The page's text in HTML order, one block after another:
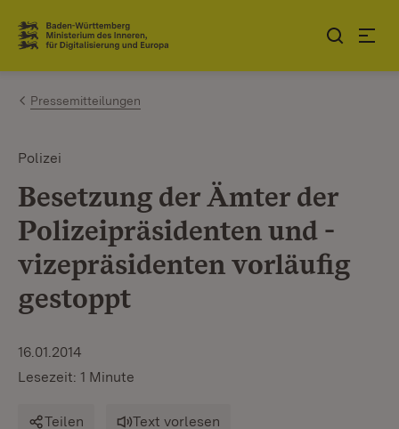
Zum Inhalt springen
Link zur Startseite
Pressemitteilungen
Polizei
Besetzung der Ämter der
Polizeipräsidenten und -
vizepräsidenten vorläufig
gestoppt
16.01.2014
Lesezeit: 1 Minute
Teilen Text vorlesen